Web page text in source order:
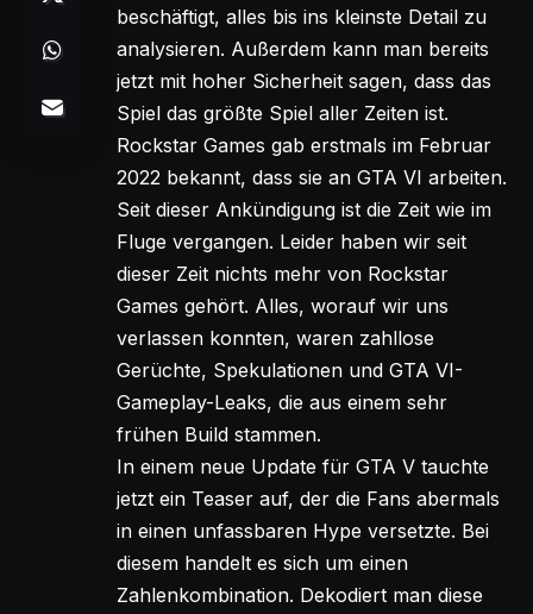
beschäftigt, alles bis ins kleinste Detail zu
analysieren. Außerdem kann man bereits
jetzt mit hoher Sicherheit sagen, dass das
Spiel das größte Spiel aller Zeiten ist.
Rockstar Games gab erstmals im Februar
2022 bekannt, dass sie an GTA VI arbeiten.
Seit dieser Ankündigung ist die Zeit wie im
Fluge vergangen. Leider haben wir seit
dieser Zeit nichts mehr von Rockstar
Games gehört. Alles, worauf wir uns
verlassen konnten, waren zahllose
Gerüchte, Spekulationen und GTA VI-
Gameplay-Leaks, die aus einem sehr
frühen Build stammen.
In einem neue Update für GTA V tauchte
jetzt ein Teaser auf, der die Fans abermals
in einen unfassbaren Hype versetzte. Bei
diesem handelt es sich um einen
Zahlenkombination. Dekodiert man diese